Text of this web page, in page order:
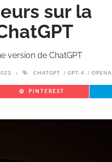
sur la
version de ChatGPT
CHATGPT GPT-4 OPENAI
PINTEREST